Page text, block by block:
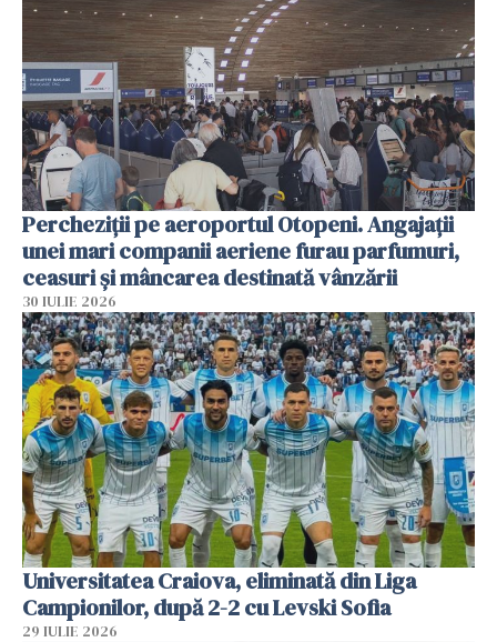
Percheziții pe aeroportul Otopeni. Angajații
unei mari companii aeriene furau parfumuri,
ceasuri și mâncarea destinată vânzării
30 IULIE 2026
Universitatea Craiova, eliminată din Liga
Campionilor, după 2-2 cu Levski Sofia
29 IULIE 2026